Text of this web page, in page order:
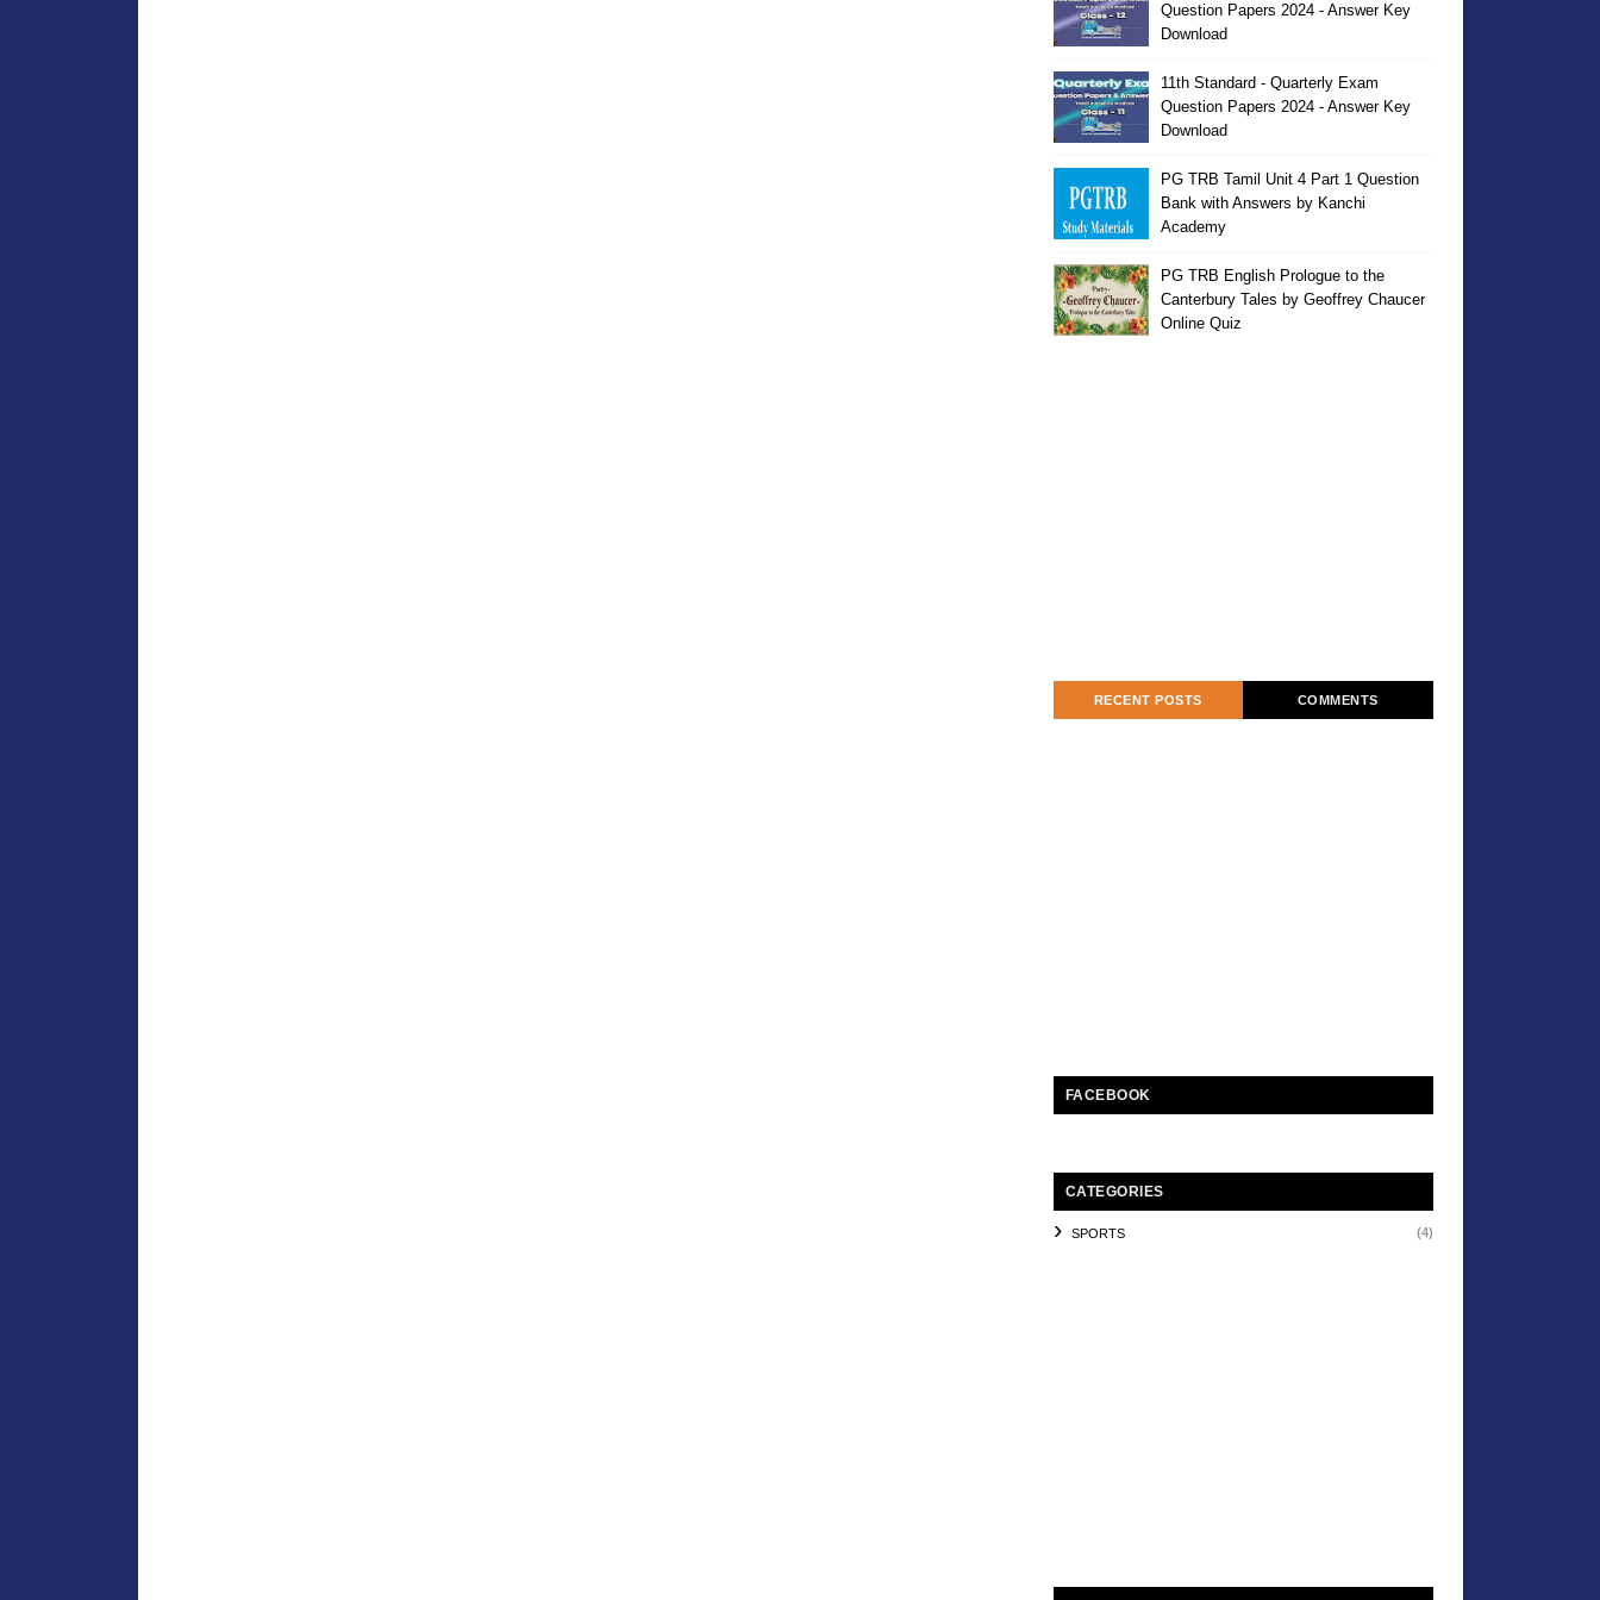
Question Papers 2024 - Answer Key
Download
11th Standard - Quarterly Exam
Question Papers 2024 - Answer Key
Download
PG TRB Tamil Unit 4 Part 1 Question
Bank with Answers by Kanchi
Academy
PG TRB English Prologue to the
Canterbury Tales by Geoffrey Chaucer
Online Quiz
RECENT POSTS COMMENTS
FACEBOOK
CATEGORIES
SPORTS (4)